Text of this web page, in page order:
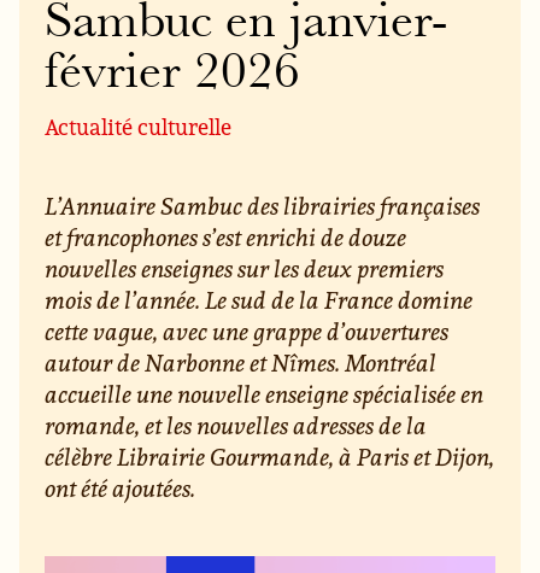
Sambuc en janvier-
février 2026
Actualité culturelle
L’Annuaire Sambuc des librairies françaises
et francophones s’est enrichi de douze
nouvelles enseignes sur les deux premiers
mois de l’année. Le sud de la France domine
cette vague, avec une grappe d’ouvertures
autour de Narbonne et Nîmes. Montréal
accueille une nouvelle enseigne spécialisée en
romande, et les nouvelles adresses de la
célèbre Librairie Gourmande, à Paris et Dijon,
ont été ajoutées.